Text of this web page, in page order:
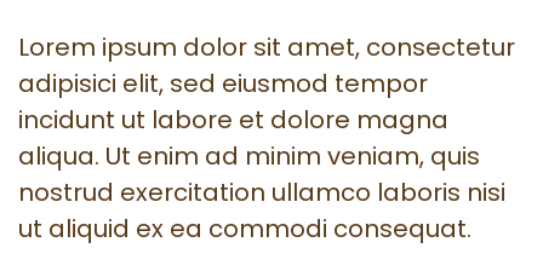
Lorem ipsum dolor sit amet, consectetur
adipisici elit, sed eiusmod tempor
incidunt ut labore et dolore magna
aliqua. Ut enim ad minim veniam, quis
nostrud exercitation ullamco laboris nisi
ut aliquid ex ea commodi consequat.